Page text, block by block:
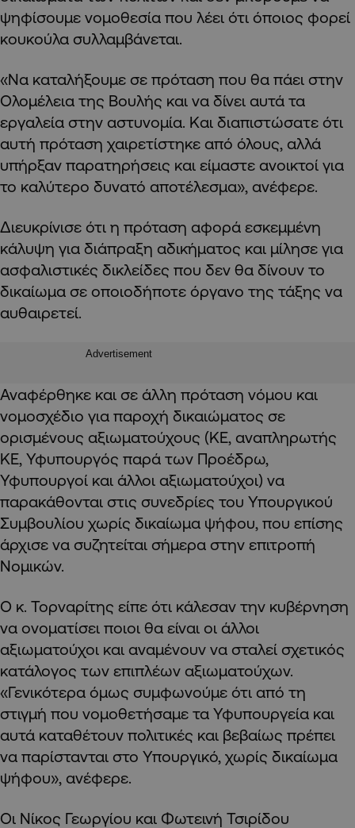
ψηφίσουμε νομοθεσία που λέει ότι όποιος φορεί
κουκούλα συλλαμβάνεται.
«Να καταλήξουμε σε πρόταση που θα πάει στην
Ολομέλεια της Βουλής και να δίνει αυτά τα
εργαλεία στην αστυνομία. Και διαπιστώσατε ότι
αυτή πρόταση χαιρετίστηκε από όλους, αλλά
υπήρξαν παρατηρήσεις και είμαστε ανοικτοί για
το καλύτερο δυνατό αποτέλεσμα», ανέφερε.
Διευκρίνισε ότι η πρόταση αφορά εσκεμμένη
κάλυψη για διάπραξη αδικήματος και μίλησε για
ασφαλιστικές δικλείδες που δεν θα δίνουν το
δικαίωμα σε οποιοδήποτε όργανο της τάξης να
αυθαιρετεί.
Advertisement
Αναφέρθηκε και σε άλλη πρόταση νόμου και
νομοσχέδιο για παροχή δικαιώματος σε
ορισμένους αξιωματούχους (ΚΕ, αναπληρωτής
ΚΕ, Υφυπουργός παρά των Προέδρω,
Υφυπουργοί και άλλοι αξιωματούχοι) να
παρακάθονται στις συνεδρίες του Υπουργικού
Συμβουλίου χωρίς δικαίωμα ψήφου, που επίσης
άρχισε να συζητείται σήμερα στην επιτροπή
Νομικών.
Ο κ. Τορναρίτης είπε ότι κάλεσαν την κυβέρνηση
να ονοματίσει ποιοι θα είναι οι άλλοι
αξιωματούχοι και αναμένουν να σταλεί σχετικός
κατάλογος των επιπλέων αξιωματούχων.
«Γενικότερα όμως συμφωνούμε ότι από τη
στιγμή που νομοθετήσαμε τα Υφυπουργεία και
αυτά καταθέτουν πολιτικές και βεβαίως πρέπει
να παρίστανται στο Υπουργικό, χωρίς δικαίωμα
ψήφου», ανέφερε.
Οι Νίκος Γεωργίου και Φωτεινή Τσιρίδου